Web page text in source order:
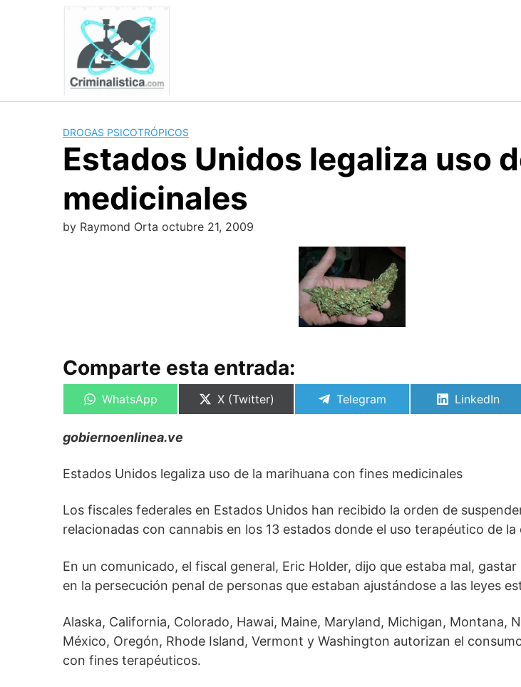
DROGAS PSICOTRÓPICOS
Estados Unidos legaliza uso
medicinales
by Raymond Orta octubre 21, 2009
Comparte esta entrada:
Compartir
WhatsApp
Compartir
X (Twitter)
Compartir
Telegram
Compartir
LinkedIn
gobiernoenlinea.ve
Estados Unidos legaliza uso de la marihuana con fines medicinales
Los fiscales federales en Estados Unidos han recibido la orden de
relacionadas con cannabis en los 13 estados donde el uso terapéutico de la
En un comunicado, el fiscal general, Eric Holder, dijo que estaba mal,
en la persecución penal de personas que estaban ajustándose a las leyes
Alaska, California, Colorado, Hawai, Maine, Maryland, Michigan, Montana,
México, Oregón, Rhode Island, Vermont y Washington autorizan el
con fines terapéuticos.